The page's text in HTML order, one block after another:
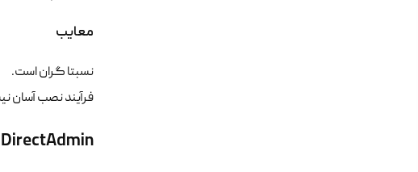
معایب
نسبتا گران است.
فرآیند نصب آسان
DirectAdmin